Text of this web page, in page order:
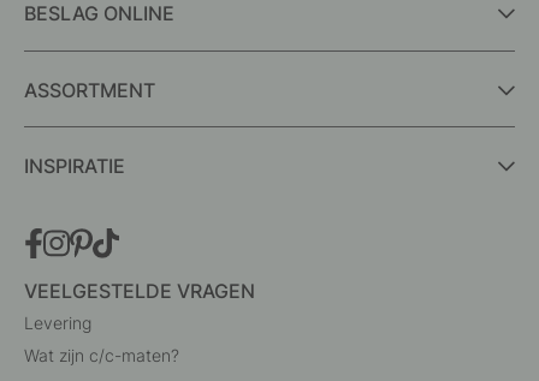
BESLAG ONLINE
ASSORTMENT
INSPIRATIE
VEELGESTELDE VRAGEN
Levering
Wat zijn c/c-maten?